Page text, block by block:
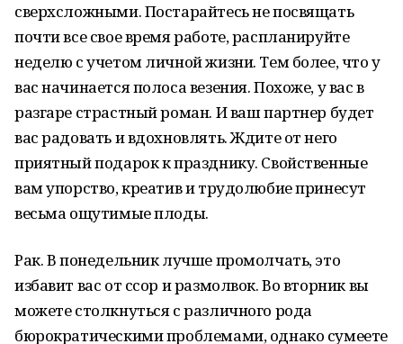
сверхсложными. Постарайтесь не посвящать
почти все свое время работе, распланируйте
неделю с учетом личной жизни. Тем более, что у
вас начинается полоса везения. Похоже, у вас в
разгаре страстный роман. И ваш партнер будет
вас радовать и вдохновлять. Ждите от него
приятный подарок к празднику. Свойственные
вам упорство, креатив и трудолюбие принесут
весьма ощутимые плоды.
Рак. В понедельник лучше промолчать, это
избавит вас от ссор и размолвок. Во вторник вы
можете столкнуться с различного рода
бюрократическими проблемами, однако сумеете